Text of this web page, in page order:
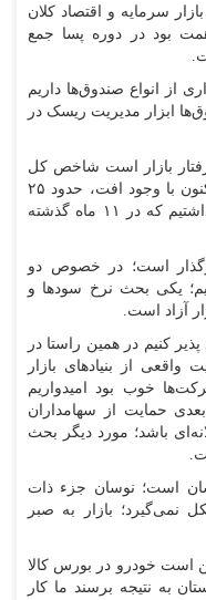
سرمایه و اقتصاد کلان
گدشته معاملات حدود ۴ همت بود در دوره پسا جمع
گذاری از انواع صندوق‌ها داریم
صندوق‌ها ابزار مدیریت ریسک در
بازار است شاخص کل
ما از اواخر شهریورماه سال گذشته تاکنون با وجود افت، حدود ۲۵
درصد بازدهی داشته است؛ کسانی را داشتیم که در ۱۱ ماه گذشته
است؛ در خصوص دو
یکی بحث نرخ سودها و
آزاد است.
کنیم در همین راستا در
از بنیادهای بازار
خوب بود امیدواریم
حمایت از سهامداران
باشد؛ مورد دیگر بحث
است؛ نوسان جزء ذات
نمی‌گیرد؛ بازار به صبر
است خودرو در بورس کالا
به نتیجه برسند ما کار